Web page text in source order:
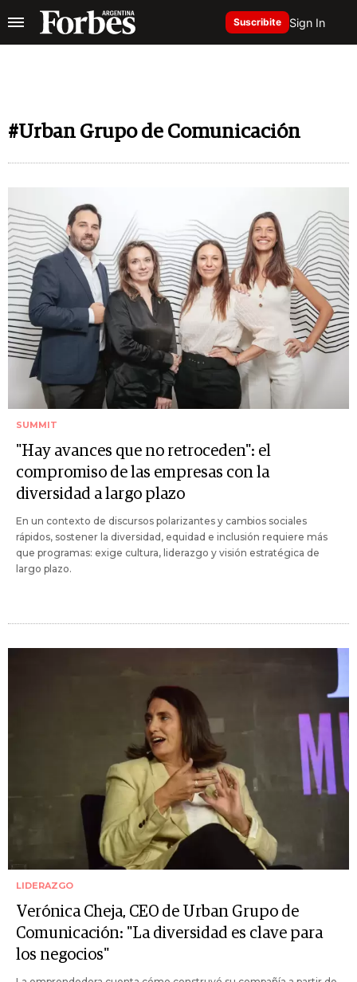
Suscribite Sign In
#Urban Grupo de Comunicación
SUMMIT
"Hay avances que no retroceden": el
compromiso de las empresas con la
diversidad a largo plazo
En un contexto de discursos polarizantes y cambios sociales
rápidos, sostener la diversidad, equidad e inclusión requiere más
que programas: exige cultura, liderazgo y visión estratégica de
largo plazo.
LIDERAZGO
Verónica Cheja, CEO de Urban Grupo de
Comunicación: "La diversidad es clave para
los negocios"